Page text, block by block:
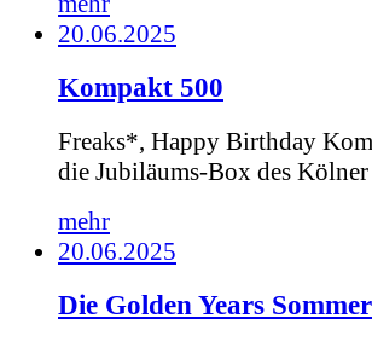
20.06.2025
Kompakt 500
Freaks*, Happy Birthday
die Jubiläums-Box des
mehr
20.06.2025
Die Golden Years